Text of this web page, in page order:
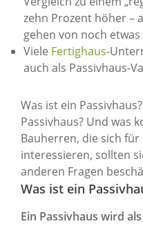
zehn Prozent höher –
gehen von noch
Viele Fertighaus-
auch als Passivhaus-
Was ist ein
Passivhaus? Und was
Bauherren, die sich für
interessieren, sollten
anderen Fragen
Was ist ein
Ein Passivhaus wird als